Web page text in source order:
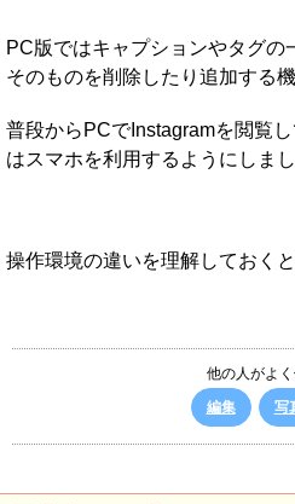
PC版ではキャプションやタグの
そのものを削除したり追加する
普段からPCでInstagramを閲覧
はスマホを利用するようにしまし
操作環境の違いを理解しておく
他の人がよ
編集
写